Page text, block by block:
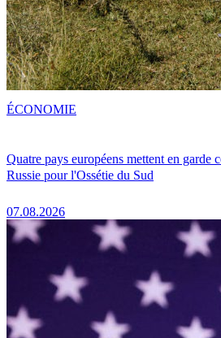
Quatre pays européens mettent en garde
Russie pour l'Ossétie du Sud
07.08.2026
ÉCONOMIE